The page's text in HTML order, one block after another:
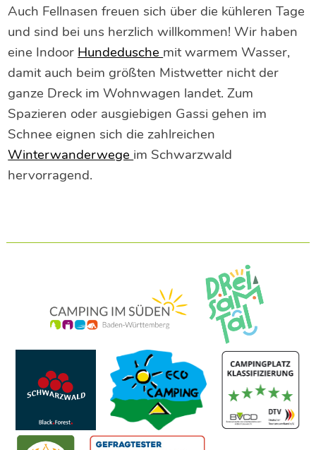
Auch Fellnasen freuen sich über die kühleren Tage
und sind bei uns herzlich willkommen! Wir haben
eine IndoorHundeduschemit warmem Wasser,
damit auch beim größten Mistwetter nicht der
ganze Dreck im Wohnwagen landet. Zum
Spazieren oder ausgiebigen Gassi gehen im
Schnee eignen sich die zahlreichen
Winterwanderwegeim Schwarzwald
hervorragend.